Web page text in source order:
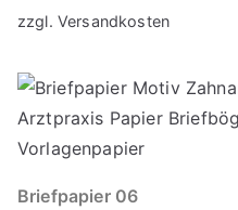
zzgl. Versandkosten
Briefpapier 06